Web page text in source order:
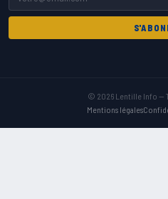
© 2026 Lentille Info —
Mentions légales